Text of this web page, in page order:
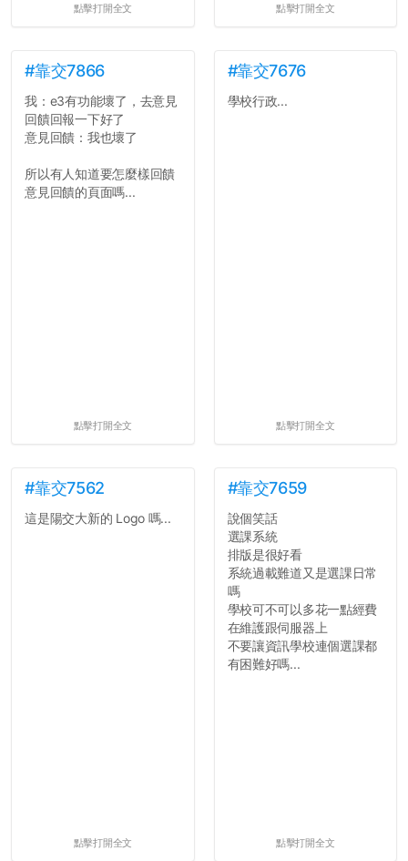
點擊打開全文 點擊打開全文
#靠交7866
我：e3有功能壞了，去意見
回饋回報一下好了
意見回饋：我也壞了
所以有人知道要怎麼樣回饋
意見回饋的頁面嗎...
點擊打開全文
#靠交7676
學校行政...
點擊打開全文
#靠交7562
這是陽交大新的 Logo 嗎...
點擊打開全文
#靠交7659
說個笑話
選課系統
排版是很好看
系統過載難道又是選課日常
嗎
學校可不可以多花一點經費
在維護跟伺服器上
不要讓資訊學校連個選課都
有困難好嗎...
點擊打開全文